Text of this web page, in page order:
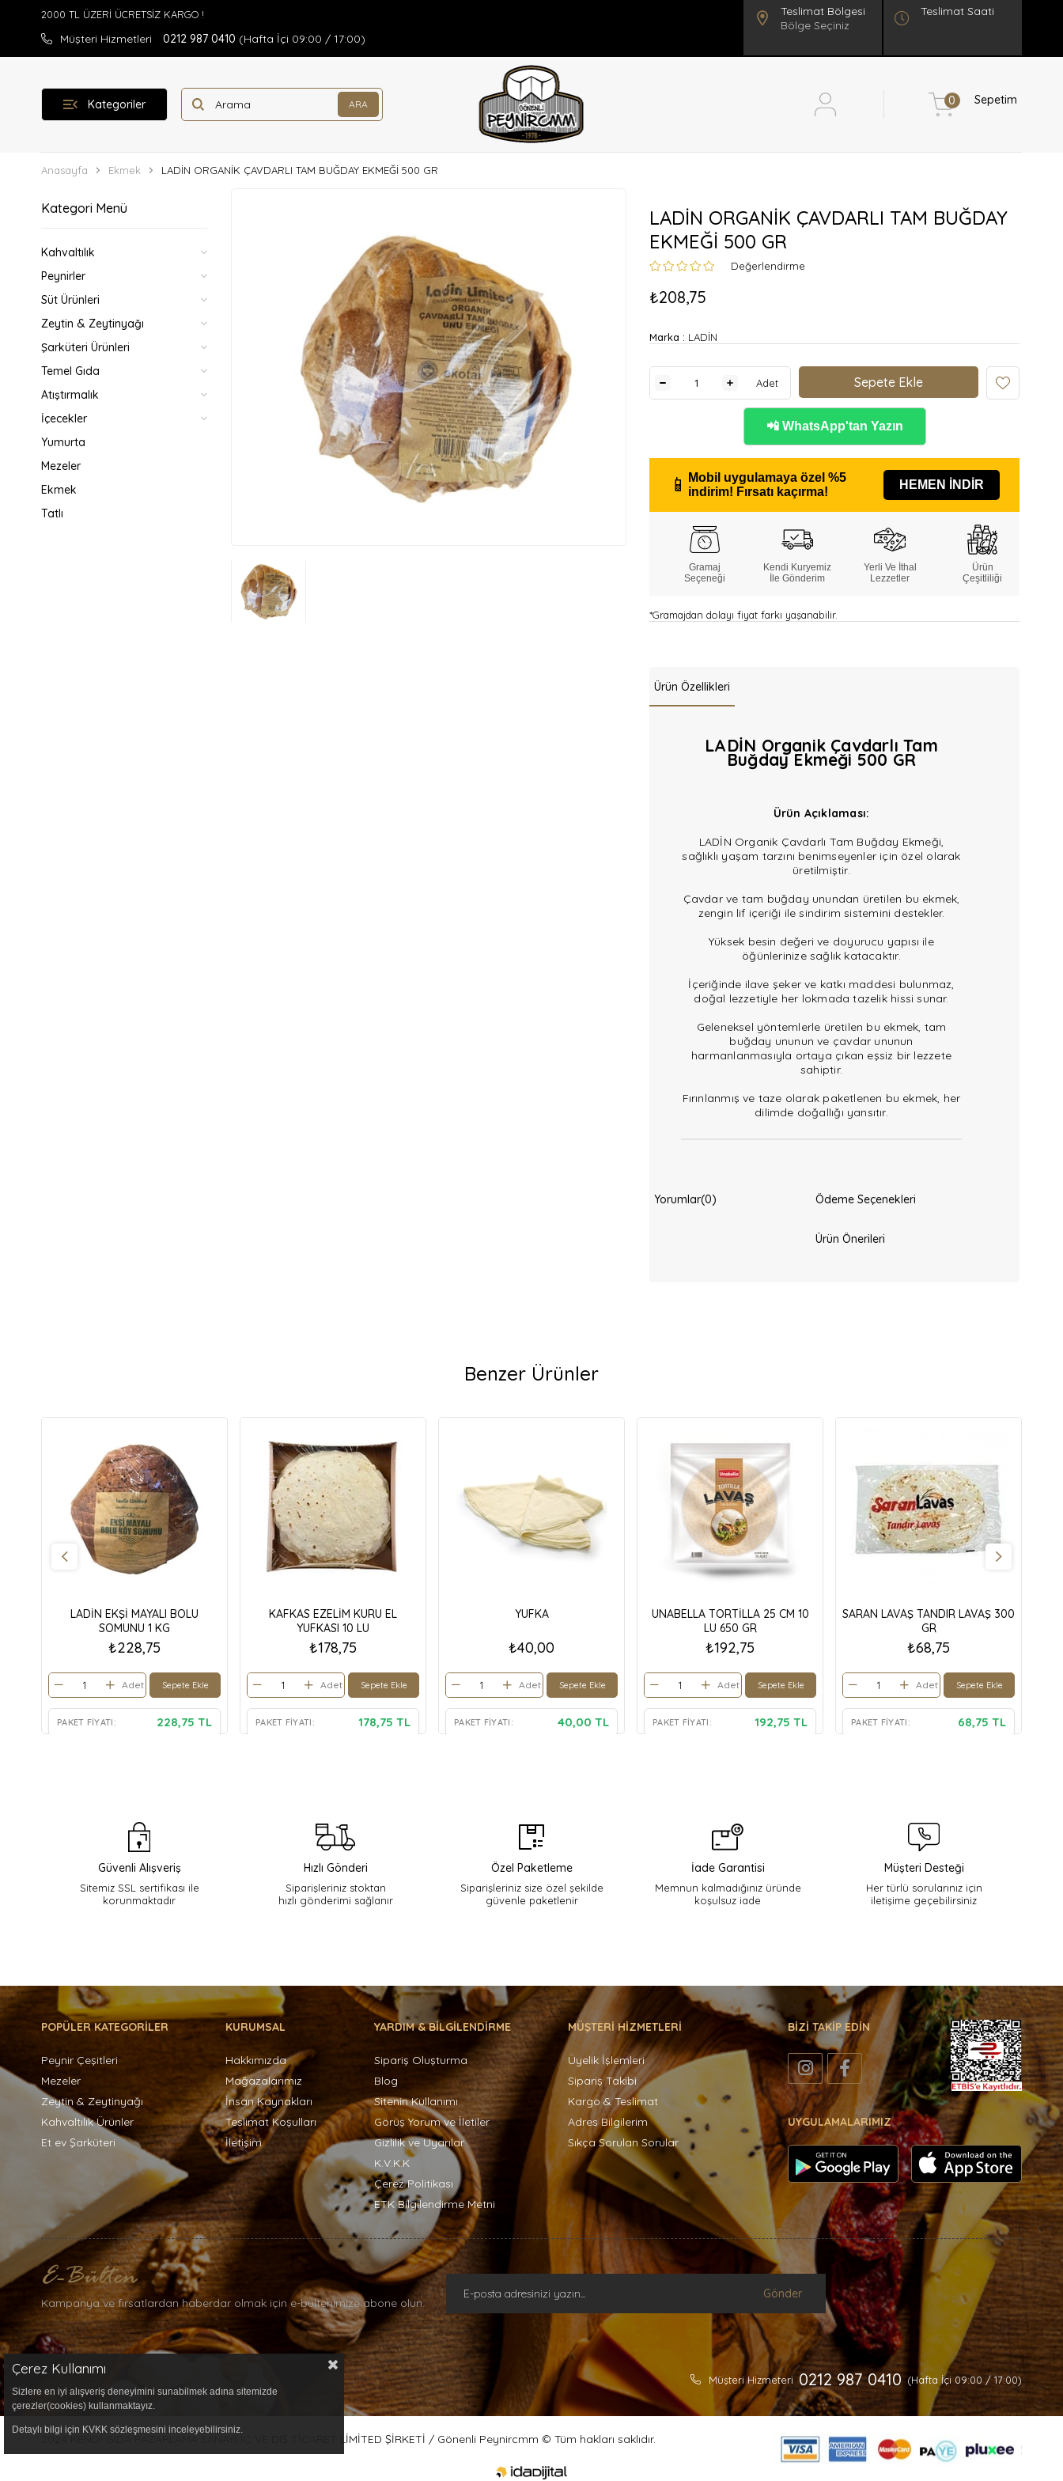
Müşteri Hizmetleri 0212 987 0410 (Hafta İçi 09:00 / 17:00)
Bölge Seçiniz
Teslimat Saati
Kategoriler Sepetim
0
Anasayfa Ekmek LADİN ORGANİK ÇAVDARLI TAM BUĞDAY EKMEĞİ 500 GR
Kategori Menü
Kahvaltılık
Peynirler
Süt Ürünleri
Zeytin & Zeytinyağı
Şarküteri Ürünleri
Temel Gıda
Atıştırmalık
İçecekler
Yumurta
Mezeler
Ekmek
Tatlı
LADİN ORGANİK ÇAVDARLI TAM BUĞDAY
EKMEĞİ 500 GR
Değerlendirme
₺208,75
Marka : LADİN
Adet
📲 WhatsApp'tan Yazın
📱 Mobil uygulamaya özel %5
indirim! Fırsatı kaçırma!
HEMEN İNDİR
Gramaj
Seçeneği
Kendi Kuryemiz
İle Gönderim
Yerli Ve İthal
Lezzetler
Ürün
Çeşitliliği
*Gramajdan dolayı fiyat farkı yaşanabilir.
Ürün Özellikleri
LADİN Organik Çavdarlı Tam
Buğday Ekmeği 500 GR
Ürün Açıklaması:
LADİN Organik Çavdarlı Tam Buğday Ekmeği,
sağlıklı yaşam tarzını benimseyenler için özel olarak
üretilmiştir.
Çavdar ve tam buğday unundan üretilen bu ekmek,
zengin lif içeriği ile sindirim sistemini destekler.
Yüksek besin değeri ve doyurucu yapısı ile
öğünlerinize sağlık katacaktır.
İçeriğinde ilave şeker ve katkı maddesi bulunmaz,
doğal lezzetiyle her lokmada tazelik hissi sunar.
Geleneksel yöntemlerle üretilen bu ekmek, tam
buğday ununun ve çavdar ununun
harmanlanmasıyla ortaya çıkan eşsiz bir lezzete
sahiptir.
Fırınlanmış ve taze olarak paketlenen bu ekmek, her
dilimde doğallığı yansıtır.
Yorumlar(0) Ödeme Seçenekleri
Ürün Önerileri
Benzer Ürünler
LADİN EKŞİ MAYALI BOLU
SOMUNU 1 KG
₺228,75
Adet Sepete Ekle
PAKET FIYATI: 228,75 TL
KAFKAS EZELİM KURU EL
YUFKASI 10 LU
₺178,75
Adet Sepete Ekle
PAKET FIYATI: 178,75 TL
YUFKA
₺40,00
Adet Sepete Ekle
PAKET FIYATI: 40,00 TL
UNABELLA TORTİLLA 25 CM 10
LU 650 GR
₺192,75
Adet Sepete Ekle
PAKET FIYATI: 192,75 TL
SARAN LAVAŞ TANDIR LAVAŞ 300
GR
₺68,75
Adet Sepete Ekle
PAKET FIYATI: 68,75 TL
Güvenli Alışveriş
Sitemiz SSL sertifikası ile
korunmaktadır
Hızlı Gönderi
Siparişleriniz stoktan
hızlı gönderimi sağlanır
Özel Paketleme
Siparişleriniz size özel şekilde
güvenle paketlenir
İade Garantisi
Memnun kalmadığınız üründe
koşulsuz iade
Müşteri Desteği
Her türlü sorularınız için
iletişime geçebilirsiniz
POPÜLER KATEGORİLER
Peynir Çeşitleri
Mezeler
Zeytin & Zeytinyağı
Kahvaltılık Ürünler
Et ev Şarküteri
KURUMSAL
Hakkımızda
Mağazalarımız
İnsan Kaynakları
Teslimat Koşulları
İletişim
YARDIM & BİLGİLENDİRME
Sipariş Oluşturma
Blog
Sitenin Kullanımı
Görüş Yorum ve İletiler
Gizlilik ve Uyarılar
K.V.K.K
Çerez Politikası
ETK Bilgilendirme Metni
MÜŞTERİ HİZMETLERİ
Üyelik İşlemleri
Sipariş Takibi
Kargo & Teslimat
Adres Bilgilerim
Sıkça Sorulan Sorular
BİZİ TAKİP EDİN
UYGULAMALARIMIZ
Kampanya ve fırsatlardan haberdar olmak için e-bültenimize abone olun.
Gönder
Müşteri Hizmeteri 0212 987 0410 (Hafta İçi 09:00 / 17:00)
2024 KENDİ GIDA PAZARLAMA SANAYİ İÇ VE DIŞ TİCARET LİMİTED ŞİRKETİ / Gönenli Peynircmm © Tüm hakları saklıdır.
Çerez Kullanımı
Sizlere en iyi alışveriş deneyimini sunabilmek adına sitemizde
çerezler(cookies) kullanmaktayız.
Detaylı bilgi için KVKK sözleşmesini inceleyebilirsiniz.